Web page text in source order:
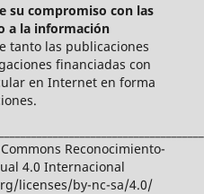
su compromiso con las
a la información
tanto las publicaciones
financiadas con
en Internet en forma
Reconocimiento-
4.0 Internacional
licenses/by-nc-sa/4.0/